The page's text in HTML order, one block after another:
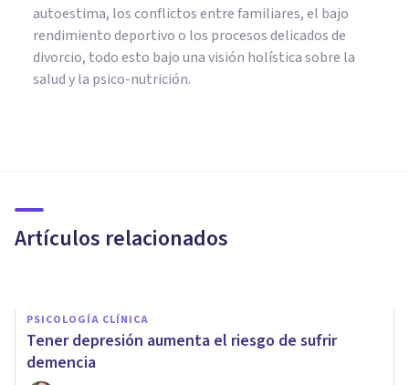
autoestima, los conflictos entre familiares, el bajo
rendimiento deportivo o los procesos delicados de
divorcio, todo esto bajo una visión holística sobre la
salud y la psico-nutrición.
Artículos relacionados
Depresión
PSICOLOGÍA CLÍNICA
Tener depresión aumenta el riesgo de sufrir
demencia